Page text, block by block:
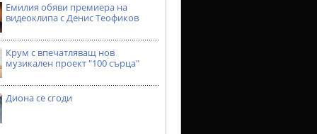
Емилия обяви премиера на
видеоклипа с Денис Теофиков
Крум с впечатляващ нов
музикален проект "100 сърца"
Диона се сгоди